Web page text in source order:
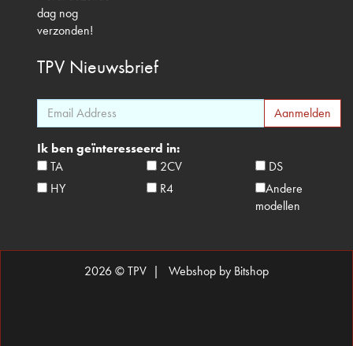
dag nog
verzonden!
TPV Nieuwsbrief
Ik ben geïnteresseerd in:
TA
2CV
DS
HY
R4
Andere
modellen
2026 © TPV | Webshop by Bitshop